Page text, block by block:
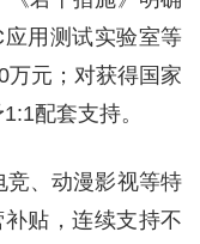
应用测试实验室等
万元；对获得国家
配套支持。
竞、动漫影视等特
贴，连续支持不